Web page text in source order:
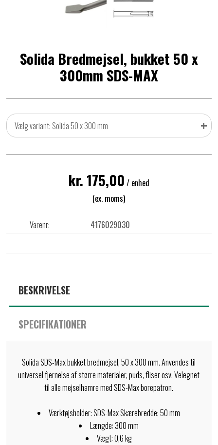
Solida Bredmejsel, bukket 50 x
300mm SDS-MAX
Vælg variant: Solida 50 x 300 mm +
kr. 175,00 / enhed
(ex. moms)
Varenr: 4176029030
BESKRIVELSE
SPECIFIKATIONER
Solida SDS-Max bukket bredmejsel, 50 x 300 mm. Anvendes til
universel fjernelse af større materialer, puds, fliser osv. Velegnet
til alle mejselhamre med SDS-Max borepatron.
Værktøjsholder: SDS-Max Skærebredde: 50 mm
Længde: 300 mm
Vægt: 0,6 kg